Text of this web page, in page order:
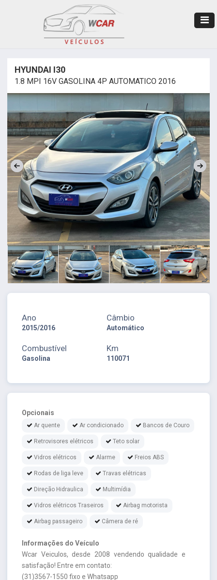
HYUNDAI I30
1.8 MPI 16V GASOLINA 4P AUTOMATICO 2016
Ano
2015/2016
Câmbio
Automático
Combustível
Gasolina
Km
110071
Opcionais
Ar quente Ar condicionado Bancos de Couro
Retrovisores elétricos Teto solar
Vidros elétricos Alarme Freios ABS
Rodas de liga leve Travas elétricas
Direção Hidraulica Multimídia
Vidros elétricos Traseiros Airbag motorista
Airbag passageiro Câmera de ré
Informações do Veículo
Wcar Veiculos, desde 2008 vendendo qualidade e
satisfação! Entre em contato:
(31)3567-1550 fixo e Whatsapp